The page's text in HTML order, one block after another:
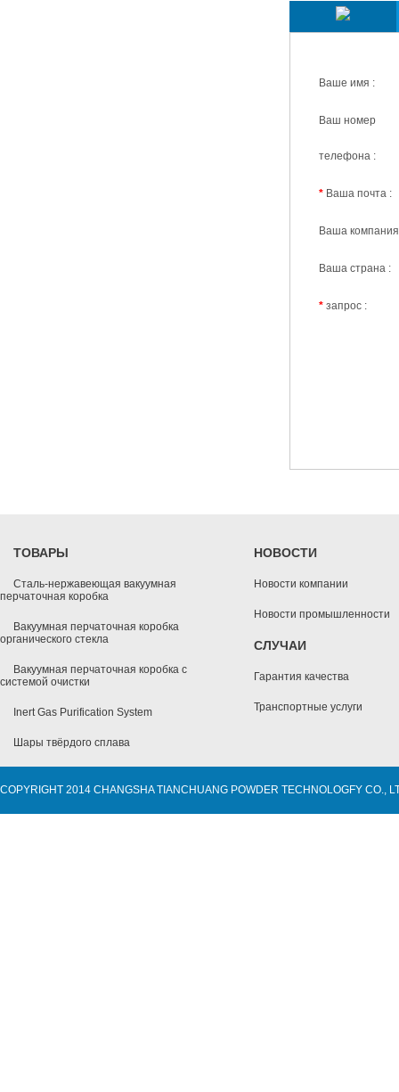
Ваше имя :
Ваш номер
телефона :
* Ваша почта :
Ваша
Ваша страна :
* запрос :
ТОВАРЫ
Сталь-нержавеющая вакуумная
перчаточная коробка
Вакуумная перчаточная коробка
органического стекла
Вакуумная перчаточная коробка с
системой очистки
Inert Gas Purification System
Шары твёрдого сплава
НОВОСТИ
Новости компании
Новости промышленности
СЛУЧАИ
Гарантия качества
Транспортные услуги
COPYRIGHT 2014 CHANGSHA TIANCHUANG POWDER TECHNOLOGFY CO.,